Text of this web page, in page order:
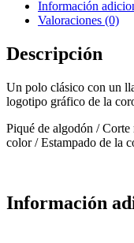
Información
Valoraciones (0)
Descripción
Un polo clásico con un
logotipo gráfico de la
Piqué de algodón /
color / Estampado de la
Información